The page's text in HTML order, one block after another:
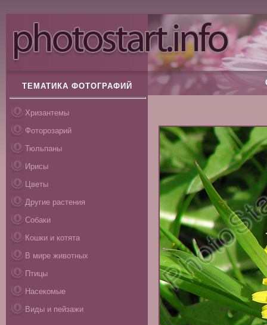
ТЕМАТИКА ФОТОГРАФИЙ
Хризантемы
Фоторозарий
Тюльпаны
Ирисы
Цветы
Другие растения
Собаки
Кошки и котята
В мире животных
Птицы
Насекомые
Виды и пейзажи